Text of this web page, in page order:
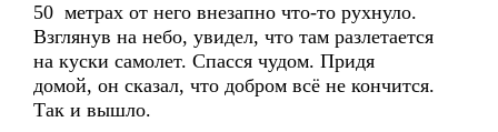
50 метрах от него внезапно что-то рухнуло.
Взглянув на небо, увидел, что там разлетается
на куски самолет. Спасся чудом. Придя
домой, он сказал, что добром всё не кончится.
Так и вышло.